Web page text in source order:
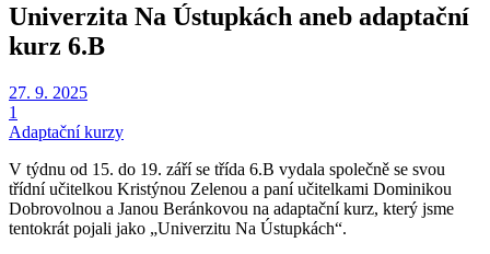
Univerzita Na Ústupkách aneb adaptační
kurz 6.B
27. 9. 2025
1
Adaptační kurzy
V týdnu od 15. do 19. září se třída 6.B vydala společně se svou
třídní učitelkou Kristýnou Zelenou a paní učitelkami Dominikou
Dobrovolnou a Janou Beránkovou na adaptační kurz, který jsme
tentokrát pojali jako „Univerzitu Na Ústupkách“.